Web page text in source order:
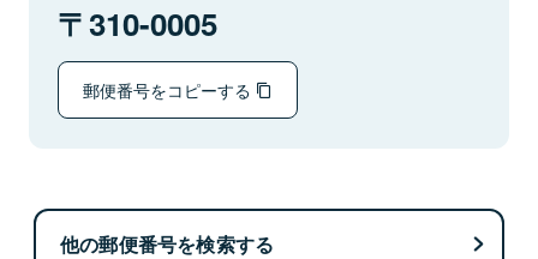
310-0005
郵便番号をコピーする
他の郵便番号を検索する